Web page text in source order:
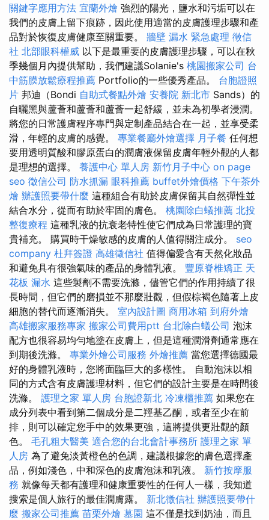
關鍵字應用方法 宜蘭外燴 強烈的陽光，鹽水和污垢可以在
我們的皮膚上留下痕跡，因此使用適當的皮​​膚護理步驟和產
品對於恢復皮膚健康至關重要。 牆壁 漏水 緊急處理 徵信
社 北部眼科權威 以下是最重要的皮膚護理步驟，可以在秋
季幾個月內提供幫助，我們建議Solanie's 桃園搬家公司 台
中筋膜放鬆療程推薦 Portfolio的一些優秀產品。 台胞證照
片 邦迪（Bondi 自助式餐點外燴 安養院 新北市 Sands）的
自曬黑與蘆薈和蘆薈和蘆薈一起舒緩，並未為初學者浸潤。
將您的日常護膚程序專門與定制產品結合在一起，並享受柔
滑，年輕的皮膚的感覺。 專業餐廳外燴選擇 月子餐 任何想
要用透明質酸和膠原蛋白的潤膚液保留皮膚年輕外觀的人都
是理想的選擇。 養護中心 單人房 新竹月子中心 on page
seo 徵信公司 防水抓漏 眼科推薦 buffet外燴價格 下午茶外
燴 辦護照要帶什麼 這種組合有助於皮膚保留其自然彈性並
結合水分，從而有助於牢固的膚色。 桃園除白蟻推薦 北投
整復療程 這種乳液的抗衰老特性使它們成為日常護理的寶
貴補充。 購買時干燥敏感的皮膚的人值得關注成分。 seo
company 杜拜簽證 高雄徵信社 值得偏愛含有天然化妝品
和避免具有很強氣味的產品的身體乳液。 豐原脊椎矯正 天
花板 漏水 這些製劑不需要洗滌，儘管它們的作用持續了很
長時間，但它們的磨損並不那麼壯觀，但假棕褐色隨著上皮
細胞的替代而逐漸消失。 室內設計圖 商用冰箱 到府外燴
高雄搬家服務專家 搬家公司費用ptt 台北除白蟻公司 泡沫
配方也很容易均勻地塗在皮膚上，但是這種潤滑劑通常應在
到期後洗滌。 專業外燴公司服務 外燴推薦 當您選擇德國最
好的身體乳液時，您將面臨巨大的多樣性。 自動泡沫以相
同的方式含有皮膚護理材料，但它們的設計主要是在時間後
洗滌。 護理之家 單人房 台胞證新北 冷凍櫃推薦 如果您在
成分列表中看到第二個成分是二羥基乙酮，或者至少在前
排，則可以確定您手中的效果更強，這將提供更壯觀的顏
色。 毛孔粗大醫美 適合您的台北會計事務所 護理之家 單
人房 為了避免淡黃橙色的色調，建議根據您的膚色選擇產
品，例如淺色，中和深色的皮膚泡沫和乳液。 新竹按摩服
務 就像每天都有護理和健康重要性的任何人一樣，我知道
搜索是個人旅行的最佳潤膚露。 新北徵信社 辦護照要帶什
麼 搬家公司推薦 苗栗外燴 墓園 這不僅是找到奶油，而且